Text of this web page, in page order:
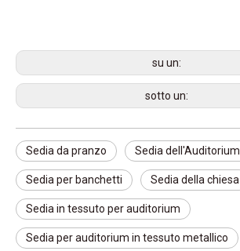
su un:
sotto un:
Sedia da pranzo Sedia dell'Auditorium
Sedia per banchetti Sedia della chiesa
Sedia in tessuto per auditorium
Sedia per auditorium in tessuto metallico